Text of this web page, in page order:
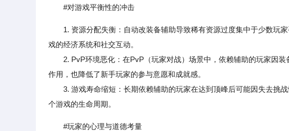
#对游戏平衡性的冲击
1. 资源分配失衡：自动改装备辅助导致稀有资源过度集中于少数玩
戏的经济系统和社交互动。
2. PvP环境恶化：在PvP（玩家对战）场景中，依赖辅助的玩家因装
作用，也降低了新手玩家的参与意愿和成就感。
3. 游戏寿命缩短：长期依赖辅助的玩家在达到顶峰后可能因失去挑战
个游戏的生命周期。
#玩家的心理与道德考量